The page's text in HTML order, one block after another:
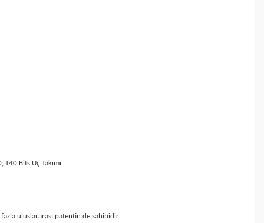
Bits Uç Takımı
uluslararası patentin de sahibidir.